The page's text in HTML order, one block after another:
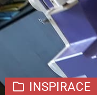
INSPIRACE